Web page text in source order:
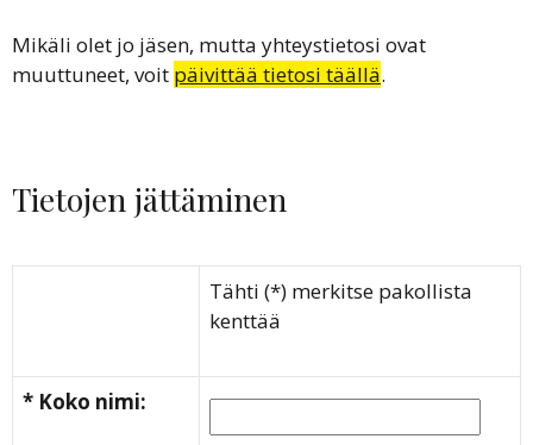
Mikäli olet jo jäsen, mutta yhteystietosi ovat
muuttuneet, voit päivittää tietosi täällä.
Tietojen jättäminen
Tähti (*) merkitse pakollista
kenttää
* Koko nimi: